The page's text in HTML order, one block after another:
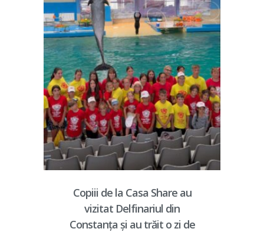
Copiii de la Casa Share au
vizitat Delfinariul din
Constanța și au trăit o zi de